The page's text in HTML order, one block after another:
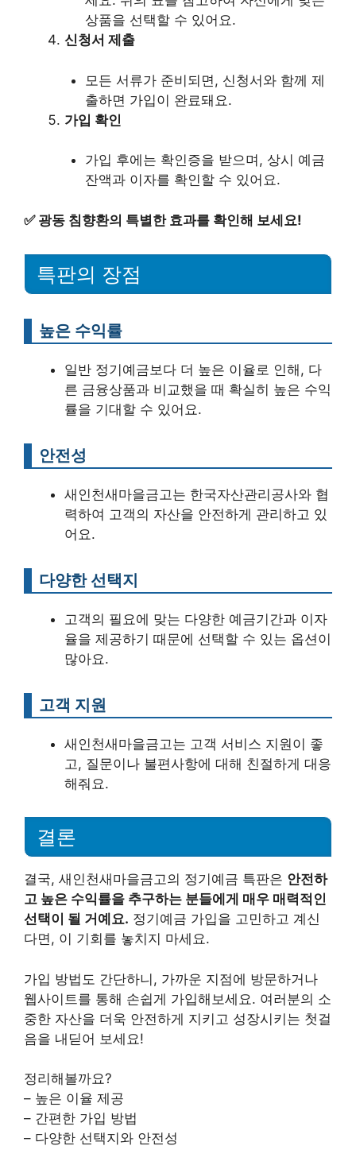
상품을 선택할 수 있어요.
신청서 제출
모든 서류가 준비되면, 신청서와 함께 제
출하면 가입이 완료돼요.
가입 확인
가입 후에는 확인증을 받으며, 상시 예금
잔액과 이자를 확인할 수 있어요.
✅ 광동 침향환의 특별한 효과를 확인해 보세요!
특판의 장점
높은 수익률
일반 정기예금보다 더 높은 이율로 인해, 다
른 금융상품과 비교했을 때 확실히 높은 수익
률을 기대할 수 있어요.
안전성
새인천새마을금고는 한국자산관리공사와 협
력하여 고객의 자산을 안전하게 관리하고 있
어요.
다양한 선택지
고객의 필요에 맞는 다양한 예금기간과 이자
율을 제공하기 때문에 선택할 수 있는 옵션이
많아요.
고객 지원
새인천새마을금고는 고객 서비스 지원이 좋
고, 질문이나 불편사항에 대해 친절하게 대응
해줘요.
결론
결국, 새인천새마을금고의 정기예금 특판은 안전하
고 높은 수익률을 추구하는 분들에게 매우 매력적인
선택이 될 거예요. 정기예금 가입을 고민하고 계신
다면, 이 기회를 놓치지 마세요.
가입 방법도 간단하니, 가까운 지점에 방문하거나
웹사이트를 통해 손쉽게 가입해보세요. 여러분의 소
중한 자산을 더욱 안전하게 지키고 성장시키는 첫걸
음을 내딛어 보세요!
정리해볼까요?
– 높은 이율 제공
– 간편한 가입 방법
– 다양한 선택지와 안전성